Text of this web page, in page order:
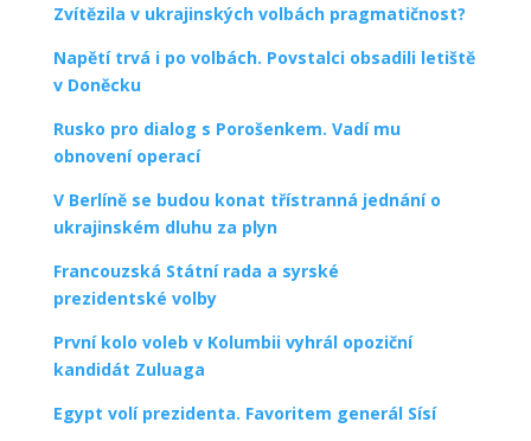
Zvítězila v ukrajinských volbách pragmatičnost?
Napětí trvá i po volbách. Povstalci obsadili letiště
v Doněcku
Rusko pro dialog s Porošenkem. Vadí mu
obnovení operací
V Berlíně se budou konat třístranná jednání o
ukrajinském dluhu za plyn
Francouzská Státní rada a syrské
prezidentské volby
První kolo voleb v Kolumbii vyhrál opoziční
kandidát Zuluaga
Egypt volí prezidenta. Favoritem generál Sísí